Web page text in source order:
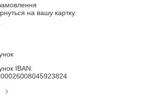
на вашу картку
IBAN: